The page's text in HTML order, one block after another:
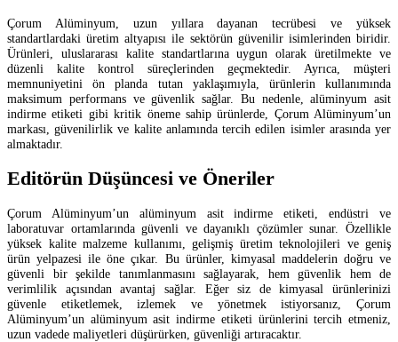
Çorum Alüminyum, uzun yıllara dayanan tecrübesi ve yüksek
standartlardaki üretim altyapısı ile sektörün güvenilir isimlerinden biridir.
Ürünleri, uluslararası kalite standartlarına uygun olarak üretilmekte ve
düzenli kalite kontrol süreçlerinden geçmektedir. Ayrıca, müşteri
memnuniyetini ön planda tutan yaklaşımıyla, ürünlerin kullanımında
maksimum performans ve güvenlik sağlar. Bu nedenle, alüminyum asit
indirme etiketi gibi kritik öneme sahip ürünlerde, Çorum Alüminyum’un
markası, güvenilirlik ve kalite anlamında tercih edilen isimler arasında yer
almaktadır.
Editörün Düşüncesi ve Öneriler
Çorum Alüminyum’un alüminyum asit indirme etiketi, endüstri ve
laboratuvar ortamlarında güvenli ve dayanıklı çözümler sunar. Özellikle
yüksek kalite malzeme kullanımı, gelişmiş üretim teknolojileri ve geniş
ürün yelpazesi ile öne çıkar. Bu ürünler, kimyasal maddelerin doğru ve
güvenli bir şekilde tanımlanmasını sağlayarak, hem güvenlik hem de
verimlilik açısından avantaj sağlar. Eğer siz de kimyasal ürünlerinizi
güvenle etiketlemek, izlemek ve yönetmek istiyorsanız, Çorum
Alüminyum’un alüminyum asit indirme etiketi ürünlerini tercih etmeniz,
uzun vadede maliyetleri düşürürken, güvenliği artıracaktır.